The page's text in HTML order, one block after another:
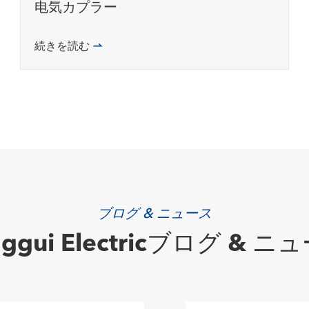
电気カプラー
続きを読む 
ブログ & ニュース
Electricブログ & ニュ